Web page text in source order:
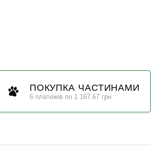
ПОКУПКА ЧАСТИНАМИ
6 платежів по 1 167.67 грн